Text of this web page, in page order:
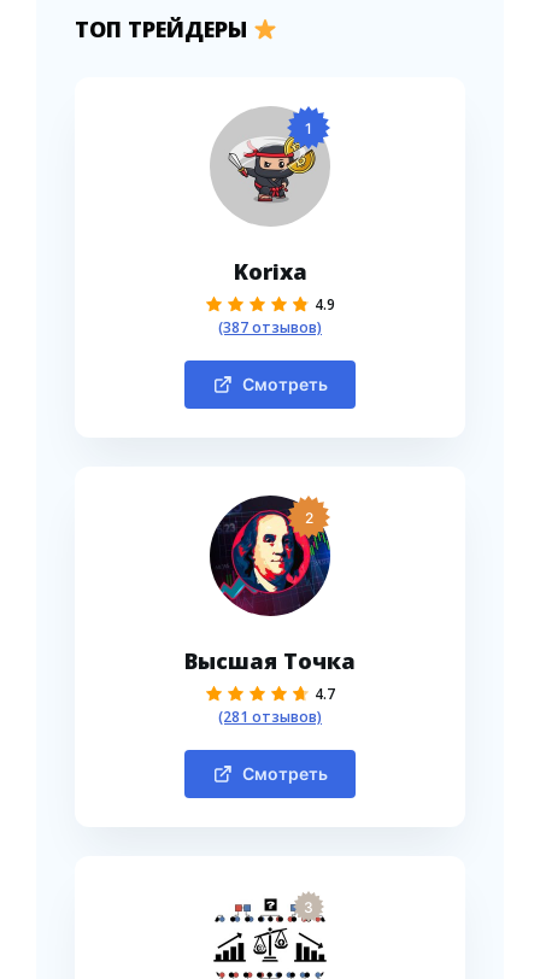
ТОП ТРЕЙДЕРЫ
1
Korixa
4.9
(387 отзывов)
Смотреть
2
Высшая Точка
4.7
(281 отзывов)
Смотреть
3